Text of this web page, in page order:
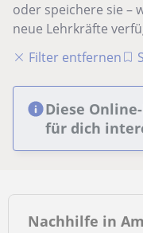
oder speichere sie –
neue Lehrkräfte
Filter entfernen
Diese
für dich
Nachhilfe in